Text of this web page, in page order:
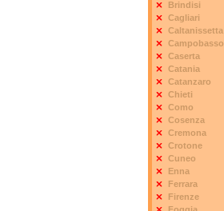
Brindisi
Cagliari
Caltanissetta
Campobasso
Caserta
Catania
Catanzaro
Chieti
Como
Cosenza
Cremona
Crotone
Cuneo
Enna
Ferrara
Firenze